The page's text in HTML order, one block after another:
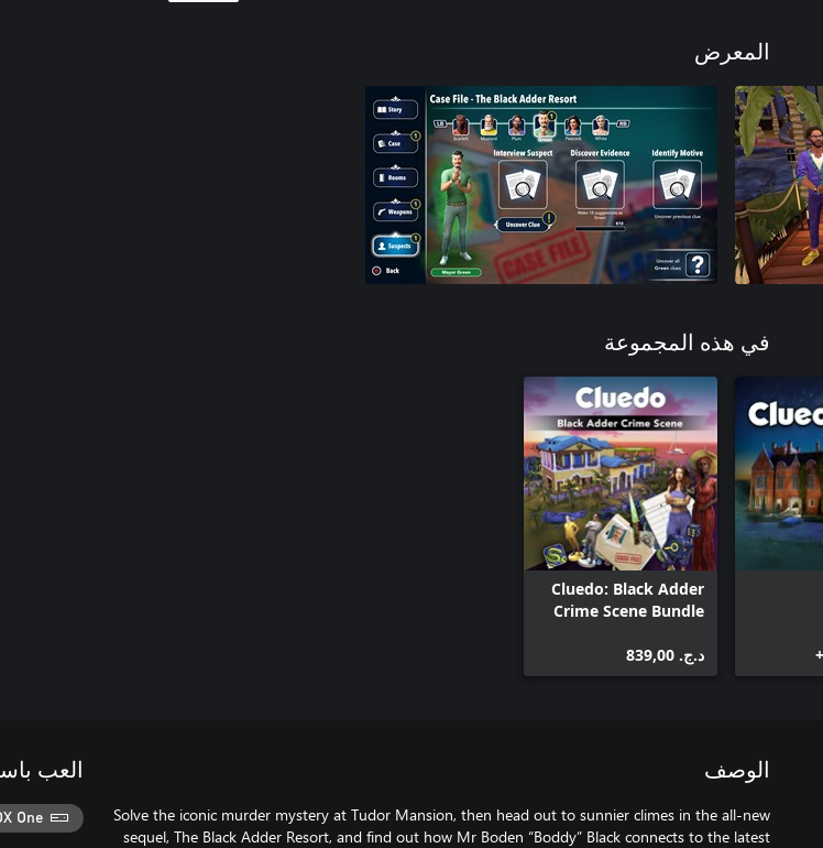
المعرض
في هذه المجموعة
Cluedo: Black Adder
Crime Scene Bundle
د.ج.‏ 839,00
الوصف
Solve the iconic murder mystery at Tudor Mansion, then head out to sunnier climes in the all-new
sequel, The Black Adder Resort, and find out how Mr Boden “Boddy” Black connects to the latest
العب
One